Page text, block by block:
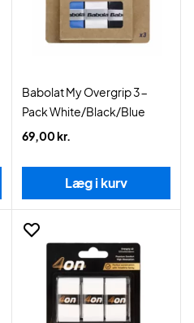
Babolat My Overgrip 3-
Pack White/Black/Blue
69,00 kr.
Læg i kurv